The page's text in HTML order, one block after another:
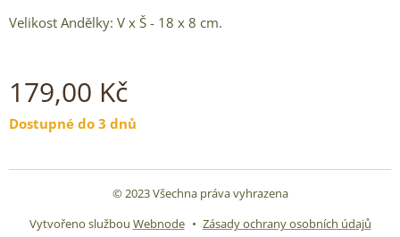
Velikost Andělky: V x Š - 18 x 8 cm.
179,00 Kč
Dostupné do 3 dnů
© 2023 Všechna práva vyhrazena
Vytvořeno službou Webnode Zásady ochrany osobních údajů